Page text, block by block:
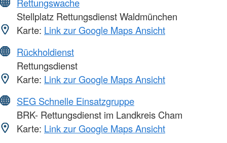
Rettungswache
Stellplatz Rettungsdienst Waldmünchen
Karte: Link zur Google Maps Ansicht
Rückholdienst
Rettungsdienst
Karte: Link zur Google Maps Ansicht
SEG Schnelle Einsatzgruppe
BRK- Rettungsdienst im Landkreis Cham
Karte: Link zur Google Maps Ansicht